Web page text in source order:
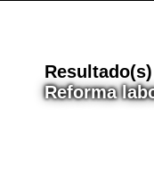
nReforma